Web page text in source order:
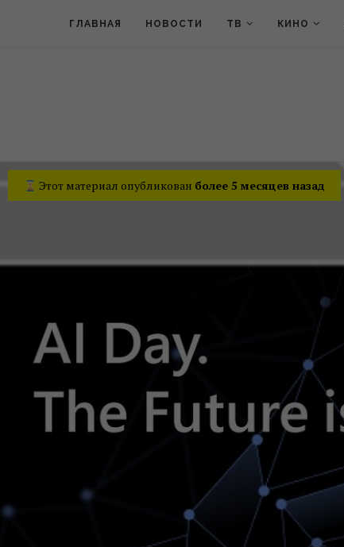
ГЛАВНАЯ НОВОСТИ ТВ КИНО
Этот материал опубликован более 5 месяцев назад